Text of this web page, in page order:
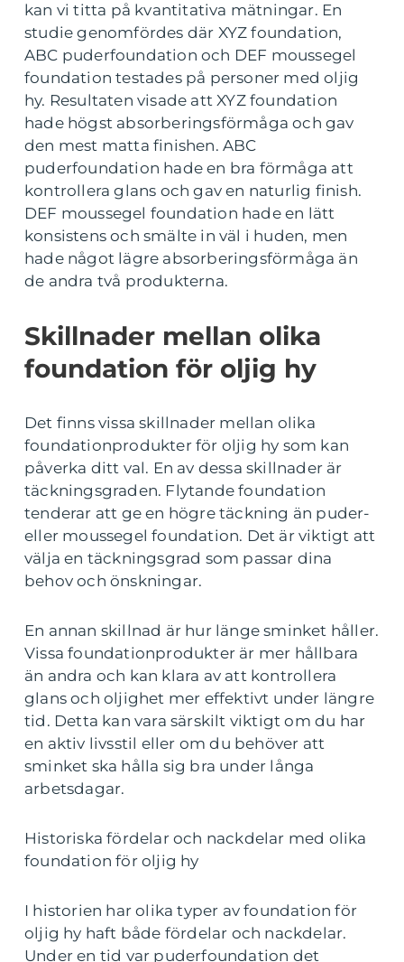
kan vi titta på kvantitativa mätningar. En
studie genomfördes där XYZ foundation,
ABC puderfoundation och DEF moussegel
foundation testades på personer med oljig
hy. Resultaten visade att XYZ foundation
hade högst absorberingsförmåga och gav
den mest matta finishen. ABC
puderfoundation hade en bra förmåga att
kontrollera glans och gav en naturlig finish.
DEF moussegel foundation hade en lätt
konsistens och smälte in väl i huden, men
hade något lägre absorberingsförmåga än
de andra två produkterna.
Skillnader mellan olika
foundation för oljig hy
Det finns vissa skillnader mellan olika
foundationprodukter för oljig hy som kan
påverka ditt val. En av dessa skillnader är
täckningsgraden. Flytande foundation
tenderar att ge en högre täckning än puder-
eller moussegel foundation. Det är viktigt att
välja en täckningsgrad som passar dina
behov och önskningar.
En annan skillnad är hur länge sminket håller.
Vissa foundationprodukter är mer hållbara
än andra och kan klara av att kontrollera
glans och oljighet mer effektivt under längre
tid. Detta kan vara särskilt viktigt om du har
en aktiv livsstil eller om du behöver att
sminket ska hålla sig bra under långa
arbetsdagar.
Historiska fördelar och nackdelar med olika
foundation för oljig hy
I historien har olika typer av foundation för
oljig hy haft både fördelar och nackdelar.
Under en tid var puderfoundation det